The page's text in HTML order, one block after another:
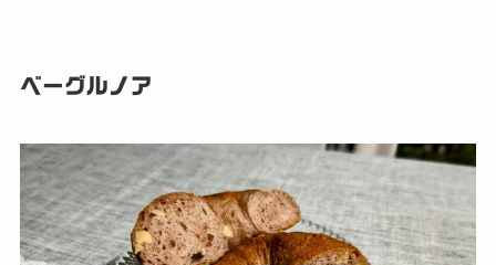
ベーグルノア